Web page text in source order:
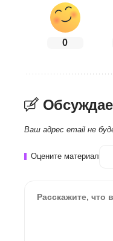
0
Ваш адрес email не
Оцените материал